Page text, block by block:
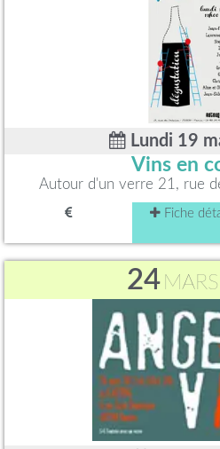
Lundi 19
Vins en
Autour d'un verre 21, rue
Fiche
24 MARS